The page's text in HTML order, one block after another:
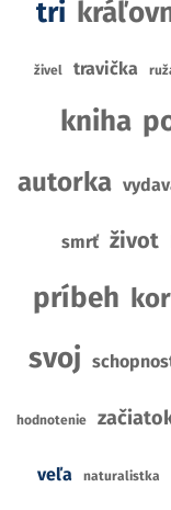
tri
živel travička
kniha
autorka
smrť život
príbeh
svoj
hodnotenie
veľa naturalistka